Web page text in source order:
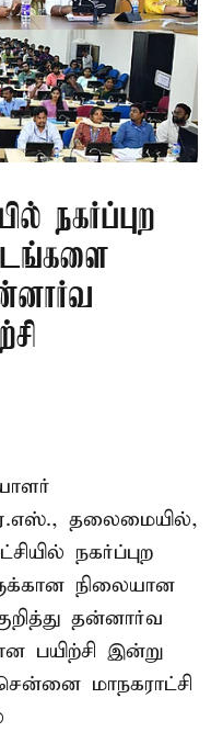
நகர்ப்புற
தலைமையில்,
நகர்ப்புற
நிலையான
தன்னார்வ
பயிற்சி இன்று
மாநகராட்சி